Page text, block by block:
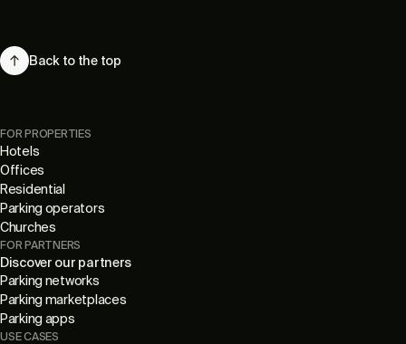
Back to the top
FOR PROPERTIES
Hotels
Offices
Residential
Parking operators
Churches
FOR PARTNERS
Discover our partners
Parking networks
Parking marketplaces
Parking apps
USE CASES